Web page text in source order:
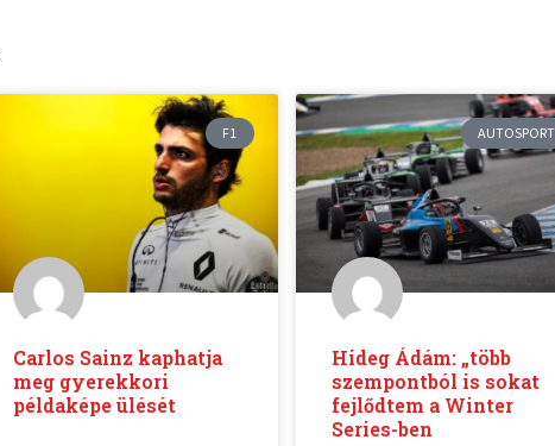
F1
Carlos Sainz kaphatja
meg gyerekkori
példaképe ülését
AUTOSPORT
Hideg Ádám: „több
szempontból is sokat
fejlődtem a Winter
Series-ben